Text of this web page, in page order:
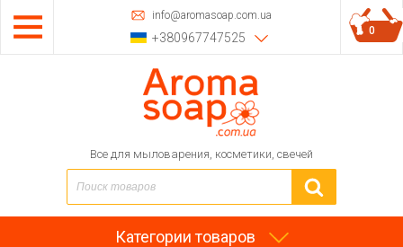
info@aromasoap.com.ua
+380967747525
Все для мыловарения, косметики, свечей
0
Категории товаров